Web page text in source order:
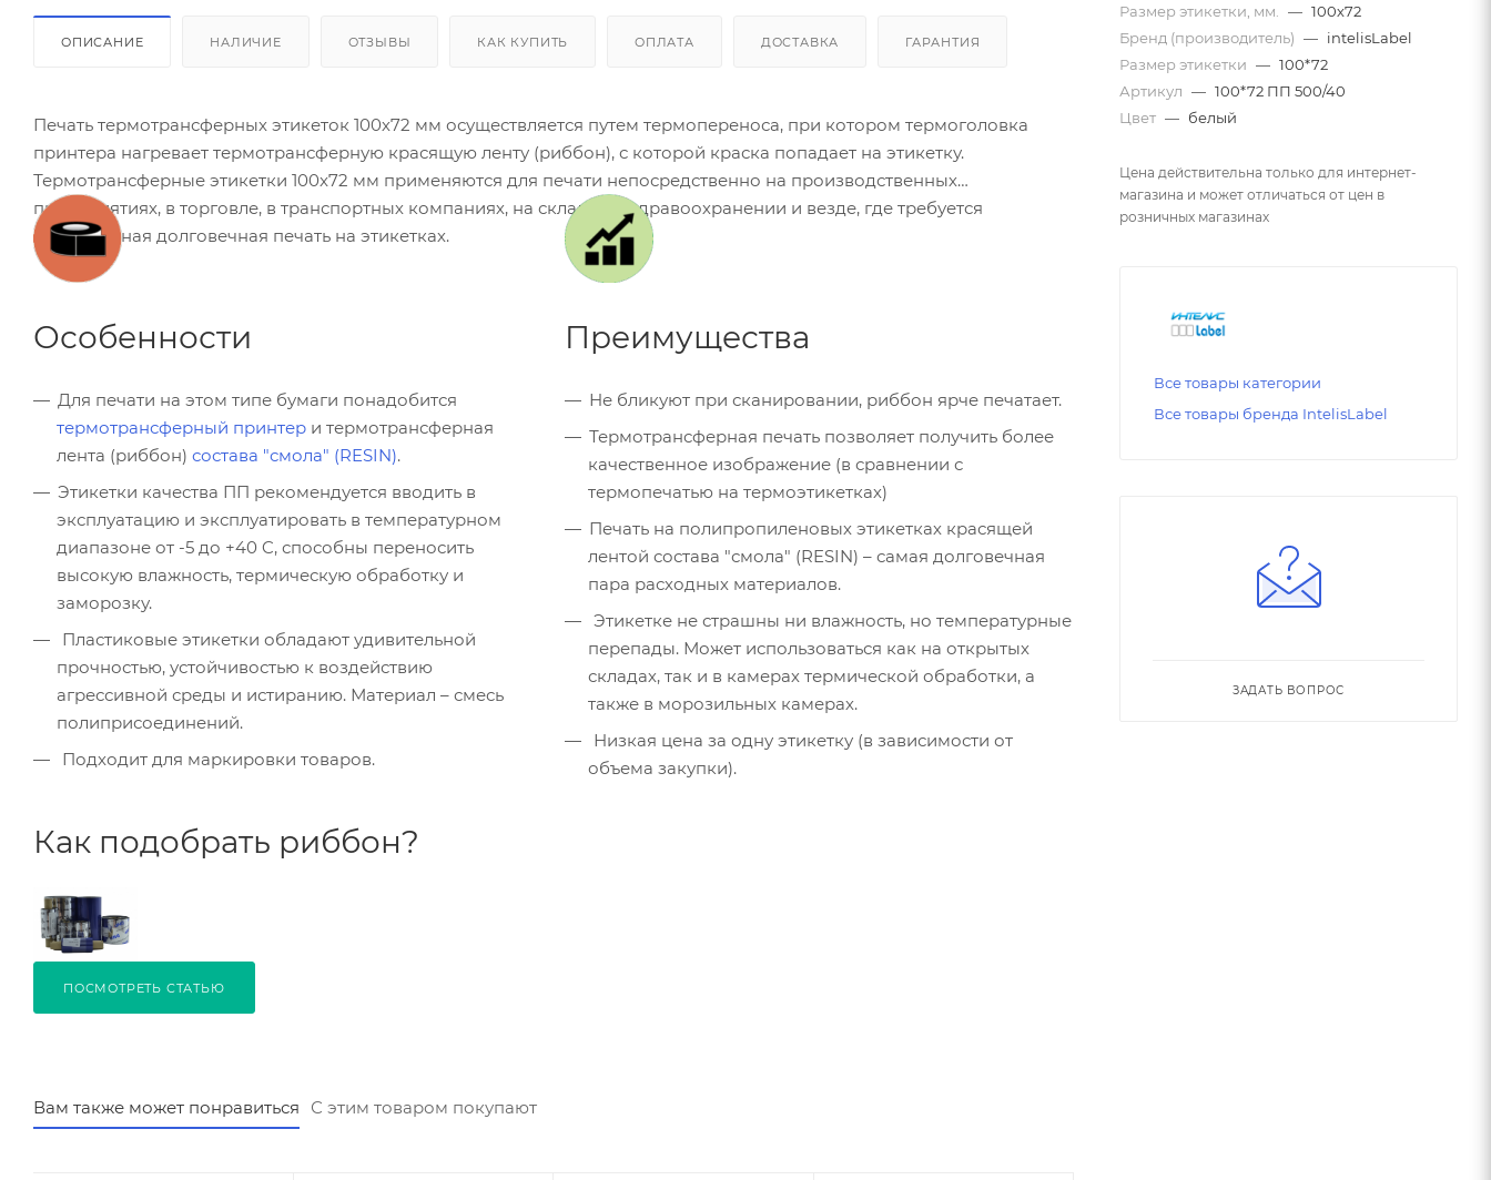
ОПИСАНИЕ НАЛИЧИЕ ОТЗЫВЫ КАК КУПИТЬ ОПЛАТА ДОСТАВКА ГАРАНТИЯ
Печать термотрансферных этикеток 100х72 мм осуществляется путем термопереноса, при котором термоголовка
принтера нагревает термотрансферную красящую ленту (риббон), с которой краска попадает на этикетку.
Термотрансферные этикетки 100x72 мм применяются для печати непосредственно на производственных
предприятиях, в торговле, в транспортных компаниях, на складах, в здравоохранении и везде, где требуется
качественная долговечная печать на этикетках.
Особенности
Для печати на этом типе бумаги понадобится
термотрансферный принтер и термотрансферная
лента (риббон) состава "смола" (RESIN).
Этикетки качества ПП рекомендуется вводить в
эксплуатацию и эксплуатировать в температурном
диапазоне от -5 до +40 C, способны переносить
высокую влажность, термическую обработку и
заморозку.
прочностью, устойчивостью к воздействию
агрессивной среды и истиранию. Материал – смесь
полиприсоединений.
Подходит для маркировки товаров.
Преимущества
Не бликуют при сканировании, риббон ярче печатает.
Термотрансферная печать позволяет получить более
качественное изображение (в сравнении с
термопечатью на термоэтикетках)
Печать на полипропиленовых этикетках красящей
лентой состава "смола" (RESIN) – самая долговечная
пара расходных материалов.
перепады. Может использоваться как на открытых
складах, так и в камерах термической обработки, а
также в морозильных камерах.
объема закупки).
Как подобрать риббон?
ПОСМОТРЕТЬ СТАТЬЮ
Вам также может понравиться С этим товаром покупают
Размер этикетки, мм.
— 100х72
Бренд (производитель) — intelisLabel
Размер этикетки — 100*72
Артикул — 100*72 ПП 500/40
Цвет — белый
Цена действительна только для интернет-
магазина и может отличаться от цен в
розничных магазинах
Все товары категории
Все товары бренда IntelisLabel
ЗАДАТЬ ВОПРОС